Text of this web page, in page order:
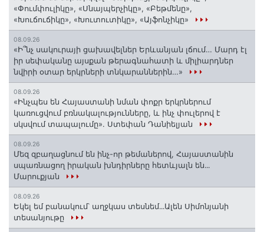
«Փումփուլիկը», «Սնայպերչիկը», «Բեթմենը»,
«Խուճուճիկը», «Խուտուտիկը», «Այֆոնչիկը»
08.09.26
«Ի՞նչ սակուրայի ցախավելներ Երևանյան լճում… Մարդ էլ
իր սեփականը այսքան թերագնահատի և միլիարդներ
նվիրի օտար երկրների տնկարաններին…»
08.09.26
«Ինչպես են Հայաստանի նման փոքր երկրներում
կառուցվում բռնակալությունները, և ինչ փուլերով է
սկսվում տապալումը». Ստեփան Դանիելյան
08.09.26
Մեզ զբաղացնում են ինչ-որ թեմաներով, Հայաստանին
սպառնացող իրական խնդիրները հետևյալն են․․․
Մարուքյան
08.09.26
Եկել եմ բանակում՝ աղջկաս տեսնեմ․․․Ալեն Սիմոնյանի
տեսանյութը